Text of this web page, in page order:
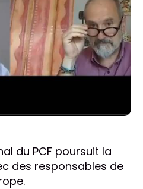
du PCF poursuit la
des responsables de